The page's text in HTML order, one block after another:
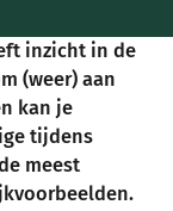
inzicht in de
(weer) aan
kan je
tijdens
meest